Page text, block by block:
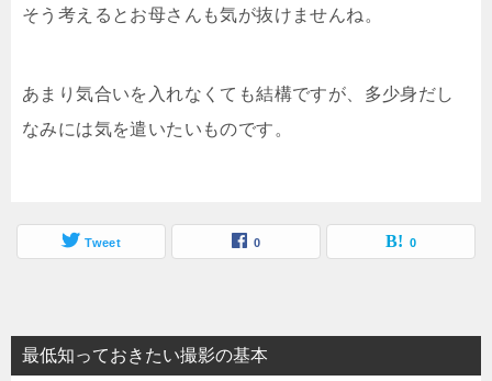
そう考えるとお母さんも気が抜けませんね。
あまり気合いを入れなくても結構ですが、多少身だし
なみには気を遣いたいものです。
Tweet 0 0
最低知っておきたい撮影の基本